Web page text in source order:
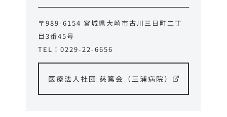
〒989-6154 宮城県大崎市古川三日町二丁
目3番45号
TEL：0229-22-6656
医療法人社団 慈篤会（三浦病院）